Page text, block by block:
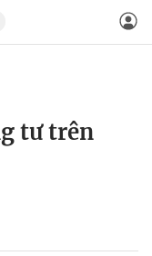
tư trên